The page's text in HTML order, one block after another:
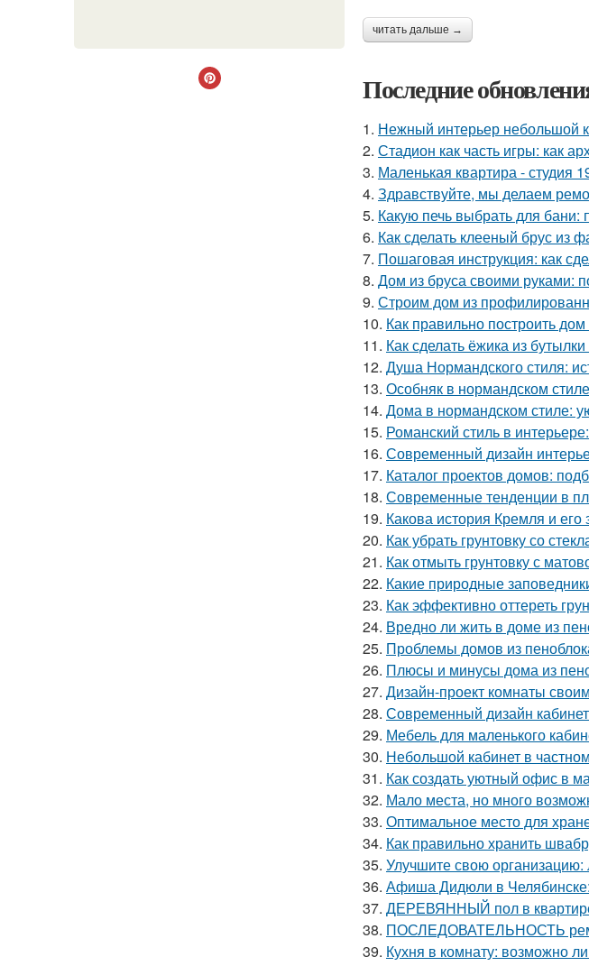
читать дальше →
Последние
1. Нежный интерьер небольшой
2. Стадион как часть игры: как
3. Маленькая квартира - студия
4. Здравствуйте, мы делаем
5. Какую печь выбрать для
6. Как сделать клееный брус из
7. Пошаговая инструкция: как
8. Дом из бруса своими руками:
9. Строим дом из
10. Как правильно построить
11. Как сделать ёжика из
12. Душа Нормандского стиля:
13. Особняк в нормандском
14. Дома в нормандском стиле:
15. Романский стиль в
16. Современный дизайн
17. Каталог проектов домов:
18. Современные тенденции в
19. Какова история Кремля и его
20. Как убрать грунтовку со
21. Как отмыть грунтовку с
22. Какие природные
23. Как эффективно оттереть
24. Вредно ли жить в доме из
25. Проблемы домов из
26. Плюсы и минусы дома из
27. Дизайн-проект комнаты
28. Современный дизайн
29. Мебель для маленького
30. Небольшой кабинет в
31. Как создать уютный офис в
32. Мало места, но много
33. Оптимальное место для
34. Как правильно хранить
35. Улучшите свою организацию:
36. Афиша Дидюли в Челябинске:
37. ДЕРЕВЯННЫЙ пол в
38. ПОСЛЕДОВАТЕЛЬНОСТЬ
39. Кухня в комнату: возможно ли